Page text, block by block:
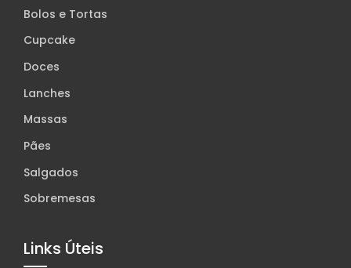
Bolos e Tortas
Cupcake
Doces
Lanches
Massas
Pães
Salgados
Sobremesas
Links Úteis